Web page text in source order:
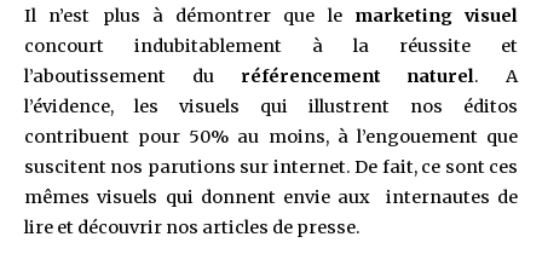
Il n’est plus à démontrer que le
marketing visuel
concourt indubitablement à la réussite et
l’aboutissement du référencement naturel. A
l’évidence, les visuels qui illustrent nos éditos
contribuent pour 50% au moins, à l’engouement que
suscitent nos parutions sur internet. De fait, ce sont ces
mêmes visuels qui donnent envie aux internautes de
lire et découvrir nos articles de presse.